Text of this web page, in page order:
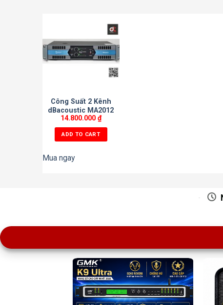
Công Suất 2 Kênh
dBacoustic MA2012
14.800.000 ₫
ADD TO CART
Mua ngay